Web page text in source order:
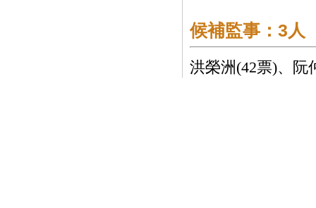
候補監事：3人
洪榮洲(42票)、阮